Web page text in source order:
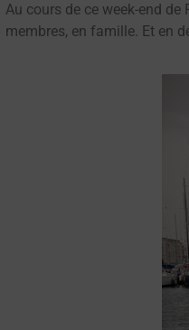
Au cours de ce week-end
membres, en famille. Et en